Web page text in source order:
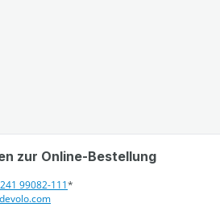
zur Online-Bestellung
99082-111*